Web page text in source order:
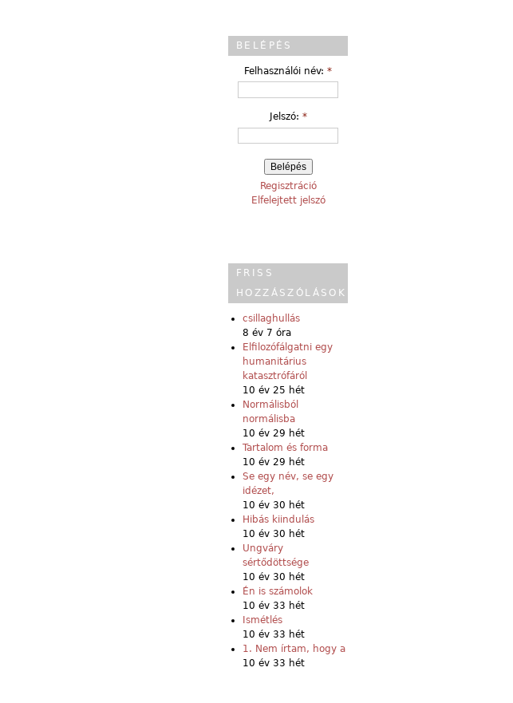
BELÉPÉS
Felhasználói név: *
Jelszó: *
Regisztráció
Elfelejtett jelszó
FRISS
HOZZÁSZÓLÁSOK
csillaghullás
8 év 7 óra
Elfilozófálgatni egy
humanitárius
katasztrófáról
10 év 25 hét
Normálisból
normálisba
10 év 29 hét
Tartalom és forma
10 év 29 hét
Se egy név, se egy
idézet,
10 év 30 hét
Hibás kiindulás
10 év 30 hét
Ungváry
sértődöttsége
10 év 30 hét
Én is számolok
10 év 33 hét
Ismétlés
10 év 33 hét
1. Nem írtam, hogy a
10 év 33 hét